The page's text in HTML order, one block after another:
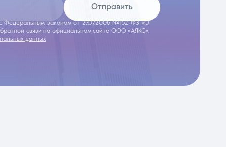
Отправить
Федеральным законом от 27.07.2006 №152-ФЗ «О
связи на официальном сайте ООО «АЯКС».
данных